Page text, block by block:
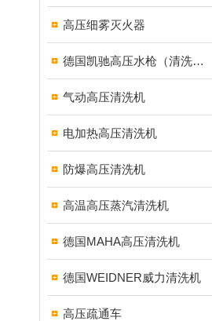
高压细雾灭火器
德国凯驰高压水枪（清洗机）
气动高压清洗机
电加热高压清洗机
防爆高压清洗机
高温高压蒸汽清洗机
德国MAHA高压清洗机
德国WEIDNER威力清洗机
高压疏通车